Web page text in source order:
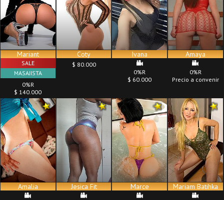
Mariant
SALE
MASAJISTA
0%R
$ 140.000
Coty
$ 80.000
Ivana
0%R
$ 60.000
Amaya
0%R
Precio a convenir
Amalia Jesica Fit Marce Mariam Batihka